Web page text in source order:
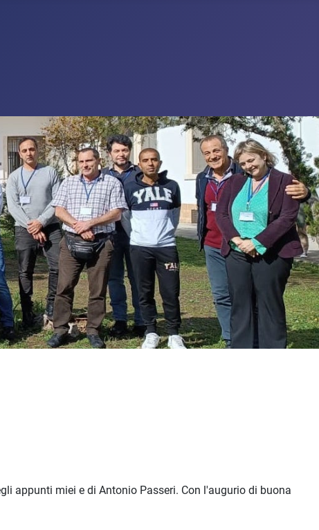
appunti miei e di Antonio Passeri. Con l'augurio di buona